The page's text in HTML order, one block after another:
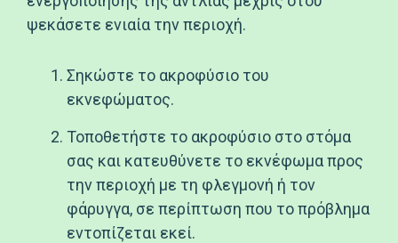
ψεκάσετε ενιαία την περιοχή.
Σηκώστε το ακροφύσιο του
εκνεφώματος.
Τοποθετήστε το ακροφύσιο στο στόμα
σας και κατευθύνετε το εκνέφωμα προς
την περιοχή με τη φλεγμονή ή τον
φάρυγγα, σε περίπτωση που το πρόβλημα
εντοπίζεται εκεί.